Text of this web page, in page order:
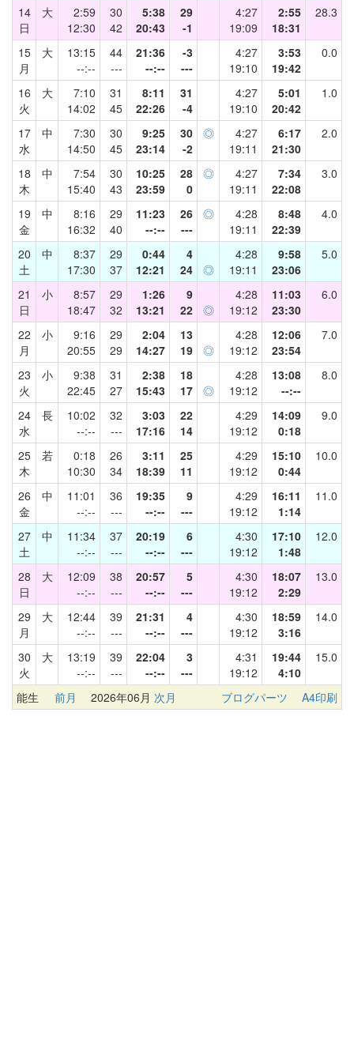
14
日
大
2:59
12:30
30
42
5:38
20:43
29
-1
4:27
19:09
2:55
18:31
28.3
15
月
大
13:15
--:--
44
---
21:36
--:--
-3
---
4:27
19:10
3:53
19:42
0.0
16
火
大
7:10
14:02
31
45
8:11
22:26
31
-4
4:27
19:10
5:01
20:42
1.0
17
水
中
7:30
14:50
30
45
9:25
23:14
30
-2
◎
4:27
19:11
6:17
21:30
2.0
18
木
中
7:54
15:40
30
43
10:25
23:59
28
0
◎
4:27
19:11
7:34
22:08
3.0
19
金
中
8:16
16:32
29
40
11:23
--:--
26
---
◎
4:28
19:11
8:48
22:39
4.0
20
土
中
8:37
17:30
29
37
0:44
12:21
4
24
◎
4:28
19:11
9:58
23:06
5.0
21
日
小
8:57
18:47
29
32
1:26
13:21
9
22
◎
4:28
19:12
11:03
23:30
6.0
22
月
小
9:16
20:55
29
29
2:04
14:27
13
19
◎
4:28
19:12
12:06
23:54
7.0
23
火
小
9:38
22:45
31
27
2:38
15:43
18
17
◎
4:28
19:12
13:08
--:--
8.0
24
水
長
10:02
--:--
32
---
3:03
17:16
22
14
4:29
19:12
14:09
0:18
9.0
25
木
若
0:18
10:30
26
34
3:11
18:39
25
11
4:29
19:12
15:10
0:44
10.0
26
金
中
11:01
--:--
36
---
19:35
--:--
9
---
4:29
19:12
16:11
1:14
11.0
27
土
中
11:34
--:--
37
---
20:19
--:--
6
---
4:30
19:12
17:10
1:48
12.0
28
日
大
12:09
--:--
38
---
20:57
--:--
5
---
4:30
19:12
18:07
2:29
13.0
29
月
大
12:44
--:--
39
---
21:31
--:--
4
---
4:30
19:12
18:59
3:16
14.0
30
火
大
13:19
--:--
39
---
22:04
--:--
3
---
4:31
19:12
19:44
4:10
15.0
能生 前月 2026年06月 次月 ブログパーツ A4印刷